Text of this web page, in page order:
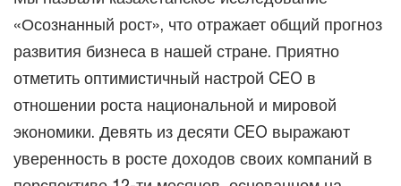
«Осознанный рост», что отражает общий прогноз
развития бизнеса в нашей стране. Приятно
отметить оптимистичный настрой CEO в
отношении роста национальной и мировой
экономики. Девять из десяти CEO выражают
уверенность в росте доходов своих компаний в